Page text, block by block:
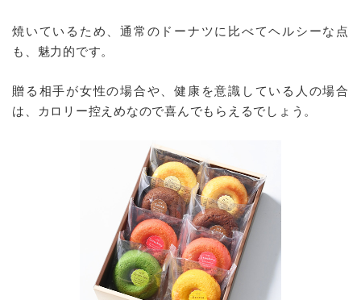
焼いているため、通常のドーナツに比べてヘルシーな点
も、魅力的です。
贈る相手が女性の場合や、健康を意識している人の場合
は、カロリー控えめなので喜んでもらえるでしょう。